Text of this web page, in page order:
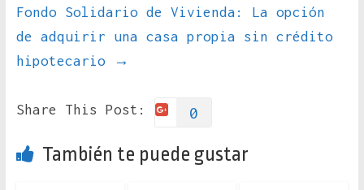
Fondo Solidario de Vivienda: La opción
de adquirir una casa propia sin crédito
hipotecario
→
Share This Post: 0
También te puede gustar